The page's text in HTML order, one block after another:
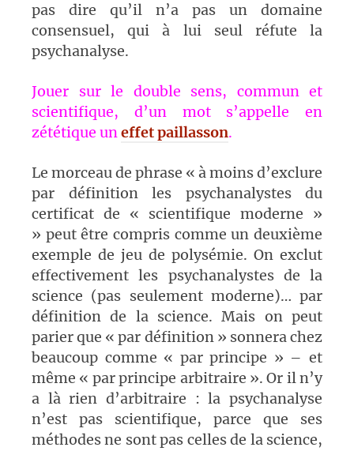
pas dire qu’il n’a pas un domaine
consensuel, qui à lui seul réfute la
psychanalyse.
Jouer sur le double sens, commun et
scientifique, d’un mot s’appelle en
zététique uneffet paillasson.
Le morceau de phrase « à moins d’exclure
par définition les psychanalystes du
certificat de « scientifique moderne »
» peut être compris comme un deuxième
exemple de jeu de polysémie. On exclut
effectivement les psychanalystes de la
science (pas seulement moderne)… par
définition de la science. Mais on peut
parier que « par définition » sonnera chez
beaucoup comme « par principe » – et
même « par principe arbitraire ». Or il n’y
a là rien d’arbitraire : la psychanalyse
n’est pas scientifique, parce que ses
méthodes ne sont pas celles de la science,